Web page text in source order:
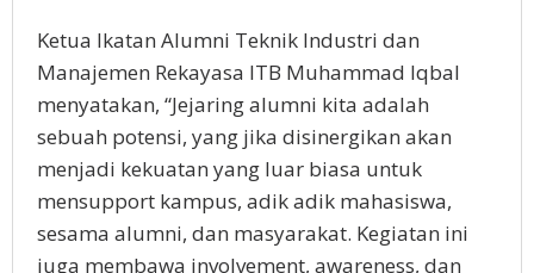
Ketua Ikatan Alumni Teknik Industri dan
Manajemen Rekayasa ITB Muhammad Iqbal
menyatakan, “Jejaring alumni kita adalah
sebuah potensi, yang jika disinergikan akan
menjadi kekuatan yang luar biasa untuk
mensupport kampus, adik adik mahasiswa,
sesama alumni, dan masyarakat. Kegiatan ini
juga membawa involvement, awareness, dan